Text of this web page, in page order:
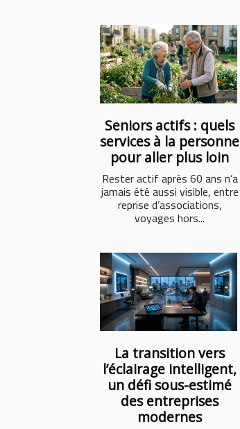
Seniors actifs : quels
services à la personne
pour aller plus loin
Rester actif après 60 ans n’a
jamais été aussi visible, entre
reprise d’associations,
voyages hors...
La transition vers
l’éclairage intelligent,
un défi sous-estimé
des entreprises
modernes